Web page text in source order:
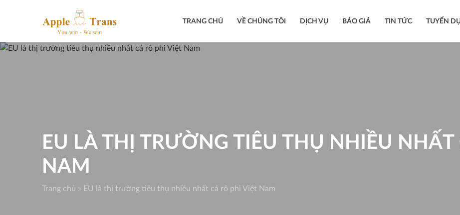
TRANG CHỦ VỀ CHÚNG TÔI DỊCH VỤ BÁO GIÁ TIN TỨC TUYỂN
EU LÀ THỊ TRƯỜNG TIÊU THỤ NHIỀU NHẤT
NAM
Trang chủ » EU là thị trường tiêu thụ nhiều nhất cá rô phi Việt Nam